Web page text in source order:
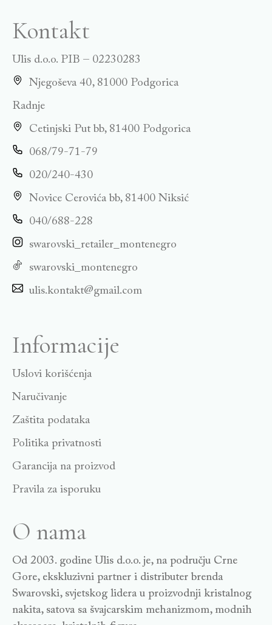
Kontakt
Ulis d.o.o. PIB – 02230283
Njegoševa 40, 81000 Podgorica
Radnje
Cetinjski Put bb, 81400 Podgorica
068/79-71-79
020/240-430
Novice Cerovića bb, 81400 Niksić
040/688-228
swarovski_retailer_montenegro
swarovski_montenegro
ulis.kontakt@gmail.com
Informacije
Uslovi korišćenja
Naručivanje
Zaštita podataka
Politika privatnosti
Garancija na proizvod
Pravila za isporuku
O nama
Od 2003. godine Ulis d.o.o. je, na području Crne
Gore, ekskluzivni partner i distributer brenda
Swarovski, svjetskog lidera u proizvodnji kristalnog
nakita, satova sa švajcarskim mehanizmom, modnih